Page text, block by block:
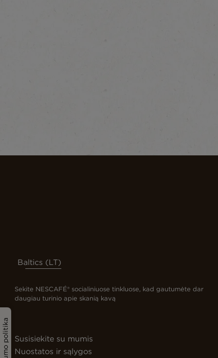
Baltics (LT)
Sekite NESCAFÉ® socialiniuose tinkluose, kad gautumėte dar
daugiau turinio apie skanią kavą
Susisiekite su mumis
Nuostatos ir sąlygos